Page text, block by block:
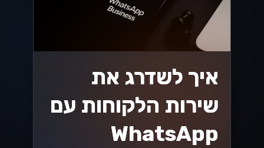
איך לשדרג את
שירות הלקוחות עם
WhatsApp